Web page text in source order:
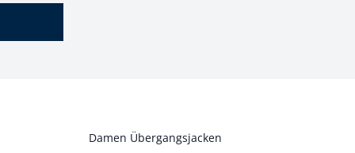
Damen Übergangsjacken